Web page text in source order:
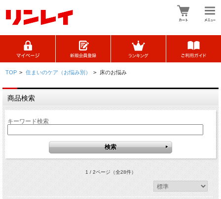
TOP > 住まいのケア（お悩み別） > 床のお悩み
商品検索
キーワード検索
1 / 2ページ（全28件）